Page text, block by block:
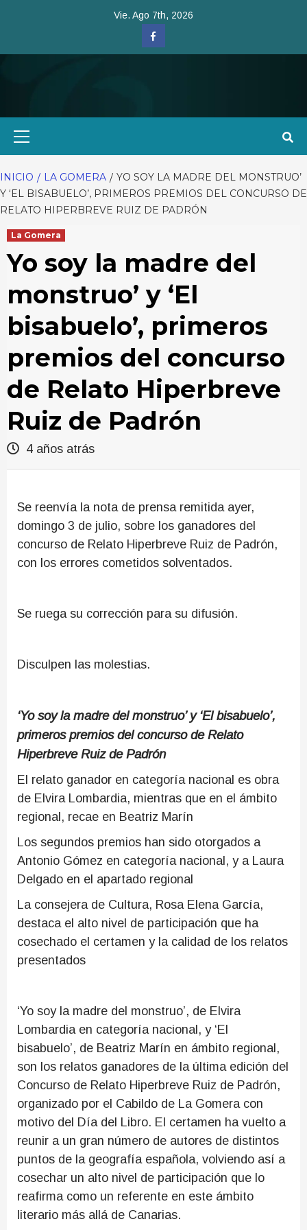
Vie. Ago 7th, 2026
Facebook
INICIO LA GOMERA
YO SOY LA MADRE DEL MONSTRUO’
Y ‘EL BISABUELO’, PRIMEROS PREMIOS DEL CONCURSO DE
RELATO HIPERBREVE RUIZ DE PADRÓN
La Gomera
Yo soy la madre del
monstruo’ y ‘El
bisabuelo’, primeros
premios del concurso
de Relato Hiperbreve
Ruiz de Padrón
4 años atrás
Se reenvía la nota de prensa remitida ayer,
domingo 3 de julio, sobre los ganadores del
concurso de Relato Hiperbreve Ruiz de Padrón,
con los errores cometidos solventados.
Se ruega su corrección para su difusión.
Disculpen las molestias.
‘Yo soy la madre del monstruo’ y ‘El bisabuelo’,
primeros premios del concurso de Relato
Hiperbreve Ruiz de Padrón
El relato ganador en categoría nacional es obra
de Elvira Lombardia, mientras que en el ámbito
regional, recae en Beatriz Marín
Los segundos premios han sido otorgados a
Antonio Gómez en categoría nacional, y a Laura
Delgado en el apartado regional
La consejera de Cultura, Rosa Elena García,
destaca el alto nivel de participación que ha
cosechado el certamen y la calidad de los relatos
presentados
‘Yo soy la madre del monstruo’, de Elvira
Lombardia en categoría nacional, y ‘El
bisabuelo’, de Beatriz Marín en ámbito regional,
son los relatos ganadores de la última edición del
Concurso de Relato Hiperbreve Ruiz de Padrón,
organizado por el Cabildo de La Gomera con
motivo del Día del Libro. El certamen ha vuelto a
reunir a un gran número de autores de distintos
puntos de la geografía española, volviendo así a
cosechar un alto nivel de participación que lo
reafirma como un referente en este ámbito
literario más allá de Canarias.